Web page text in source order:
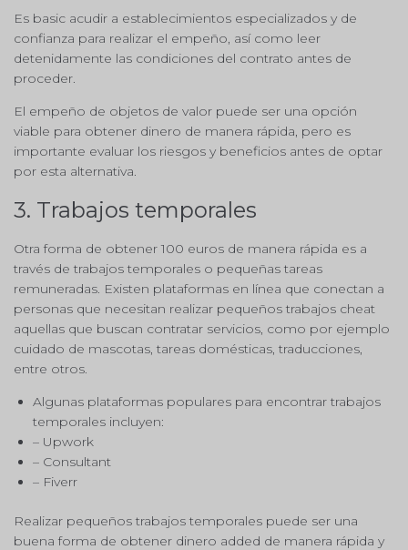
Es basic acudir a establecimientos especializados y de
confianza para realizar el empeño, así como leer
detenidamente las condiciones del contrato antes de
proceder.
El empeño de objetos de valor puede ser una opción
viable para obtener dinero de manera rápida, pero es
importante evaluar los riesgos y beneficios antes de optar
por esta alternativa.
3. Trabajos temporales
Otra forma de obtener 100 euros de manera rápida es a
través de trabajos temporales o pequeñas tareas
remuneradas. Existen plataformas en línea que conectan a
personas que necesitan realizar pequeños trabajos cheat
aquellas que buscan contratar servicios, como por ejemplo
cuidado de mascotas, tareas domésticas, traducciones,
entre otros.
Algunas plataformas populares para encontrar trabajos
temporales incluyen:
– Upwork
– Consultant
– Fiverr
Realizar pequeños trabajos temporales puede ser una
buena forma de obtener dinero added de manera rápida y